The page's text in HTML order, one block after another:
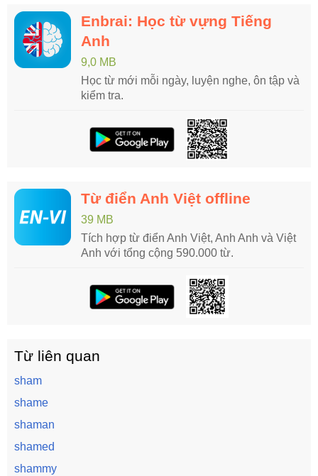
Enbrai: Học từ vựng Tiếng
Anh
9,0 MB
Học từ mới mỗi ngày, luyện nghe, ôn tập và
kiểm tra.
Từ điển Anh Việt offline
39 MB
Tích hợp từ điển Anh Việt, Anh Anh và Việt
Anh với tổng cộng 590.000 từ.
Từ liên quan
sham
shame
shaman
shamed
shammy